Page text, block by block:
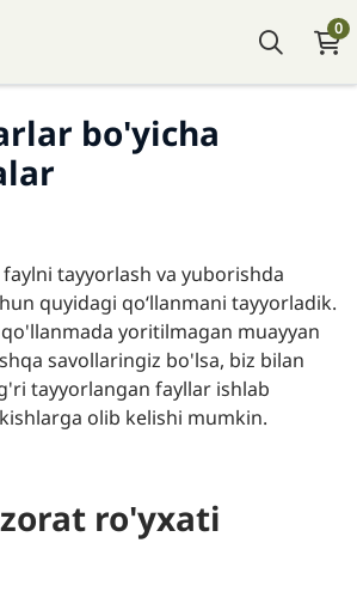
0
bo'yicha
tayyorlash va yuborishda
quyidagi qoʻllanmani tayyorladik.
yoritilmagan muayyan
savollaringiz bo'lsa, biz bilan
tayyorlangan fayllar ishlab
olib kelishi mumkin.
ro'yxati